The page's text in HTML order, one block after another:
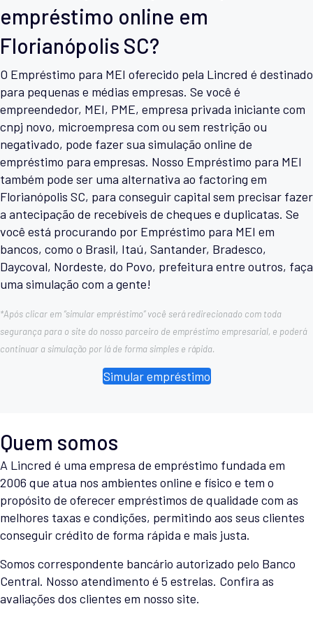
empréstimo online em
Florianópolis SC?
O Empréstimo para MEI oferecido pela Lincred é destinado
para pequenas e médias empresas. Se você é
empreendedor, MEI, PME, empresa privada iniciante com
cnpj novo, microempresa com ou sem restrição ou
negativado, pode fazer sua simulação online de
empréstimo para empresas. Nosso Empréstimo para MEI
também pode ser uma alternativa ao factoring em
Florianópolis SC, para conseguir capital sem precisar fazer
a antecipação de recebíveis de cheques e duplicatas. Se
você está procurando por Empréstimo para MEI em
bancos, como o Brasil, Itaú, Santander, Bradesco,
Daycoval, Nordeste, do Povo, prefeitura entre outros, faça
uma simulação com a gente!
*Após clicar em “simular empréstimo” você será redirecionado com toda
segurança para o site do nosso parceiro de empréstimo empresarial, e poderá
continuar a simulação por lá de forma simples e rápida.
Simular empréstimo
Quem somos
A Lincred é uma empresa de empréstimo fundada em
2006 que atua nos ambientes online e físico e tem o
propósito de oferecer empréstimos de qualidade com as
melhores taxas e condições, permitindo aos seus clientes
conseguir crédito de forma rápida e mais justa.
Somos correspondente bancário autorizado pelo Banco
Central. Nosso atendimento é 5 estrelas. Confira as
avaliações dos clientes em nosso site.